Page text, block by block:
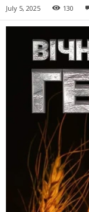
July 5, 2025 130